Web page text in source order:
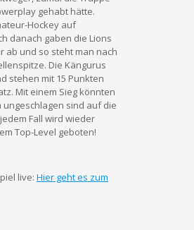
gehabt hätte.
Hockey auf
danach gaben die Lions
ab und so steht man nach
Die Kängurus
stehen mit 15 Punkten
Mit einem Sieg könnten
sind auf die
Fall wird wieder
Top-Level geboten!
live: Hier geht es zum